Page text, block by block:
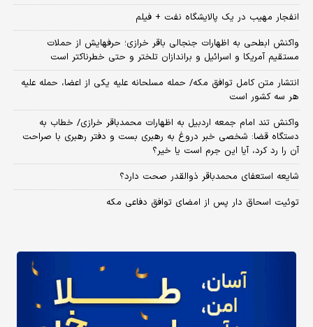
انفجار مهیب در یک پالایشگاه نفت + فیلم
واکنش ابطحی به اظهارات جنجالی باقر خرازی؛ حرفهایش از حملات
مستقیم آمریکا و اسرائیل و براندازان تلختر و حتی خطرناکتر است
انتشار متن کامل توافق مکه/ حمله مسلحانه علیه یکی از اعضا، حمله علیه
هر سه کشور است
واکنش تند امام جمعه اردبیل به اظهارات محمدباقر خرازی/ خطاب به
دستگاه قضا: شخصی خبر دروغ به رهبری بست و دفتر رهبری با صراحت
آن را رد کرد، آیا این جرم است یا خیر؟
شایعه استعفای محمدباقر ذوالقدر صحت دارد؟
توئیت اسحاق دار پس از امضای توافق دفاعی مکه